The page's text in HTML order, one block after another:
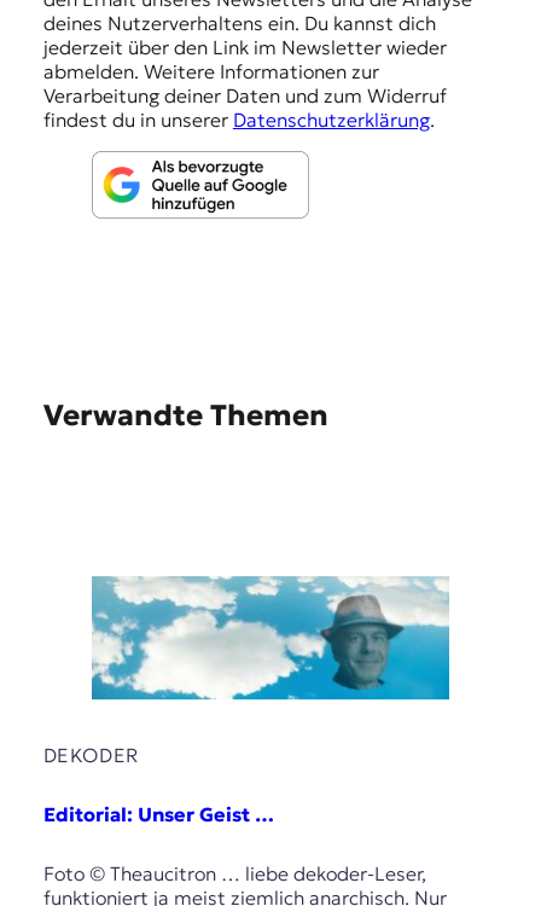
deines Nutzerverhaltens ein. Du kannst dich
jederzeit über den Link im Newsletter wieder
abmelden. Weitere Informationen zur
Verarbeitung deiner Daten und zum Widerruf
findest du in unserer Datenschutzerklärung.
Verwandte Themen
DEKODER
Editorial: Unser Geist …
Foto © Theaucitron … liebe dekoder-Leser,
funktioniert ja meist ziemlich anarchisch. Nur